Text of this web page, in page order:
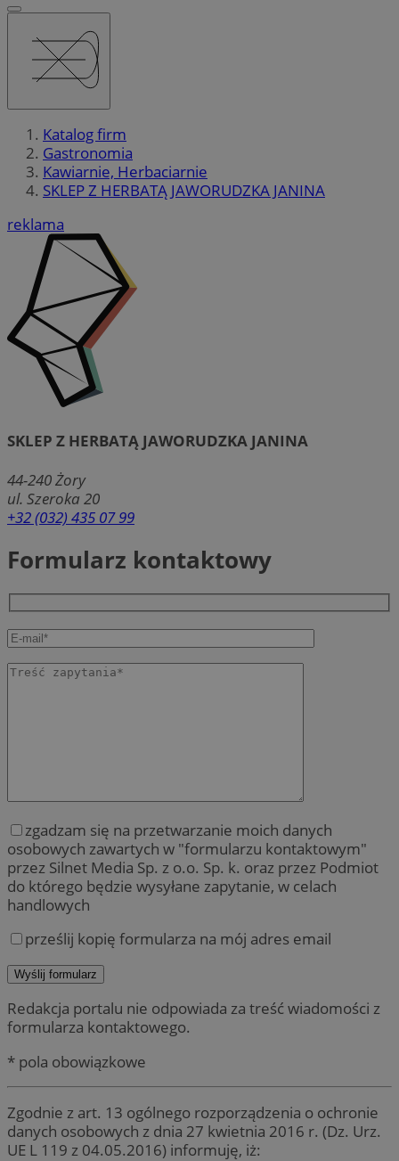
Katalog firm
Gastronomia
Kawiarnie, Herbaciarnie
SKLEP Z HERBATĄ JAWORUDZKA JANINA
reklama
SKLEP Z HERBATĄ JAWORUDZKA JANINA
44-240Żory
ul. Szeroka 20
+32 (032) 435 07 99
Formularz kontaktowy
zgadzam się na przetwarzanie moich danych
osobowych zawartych w "formularzu kontaktowym"
przez Silnet Media Sp. z o.o. Sp. k. oraz przez Podmiot
do którego będzie wysyłane zapytanie, w celach
handlowych
prześlij kopię formularza na mój adres email
Redakcja portalu nie odpowiada za treść wiadomości z
formularza kontaktowego.
* pola obowiązkowe
Zgodnie z art. 13 ogólnego rozporządzenia o ochronie
danych osobowych z dnia 27 kwietnia 2016 r. (Dz. Urz.
UE L 119 z 04.05.2016) informuję, iż: